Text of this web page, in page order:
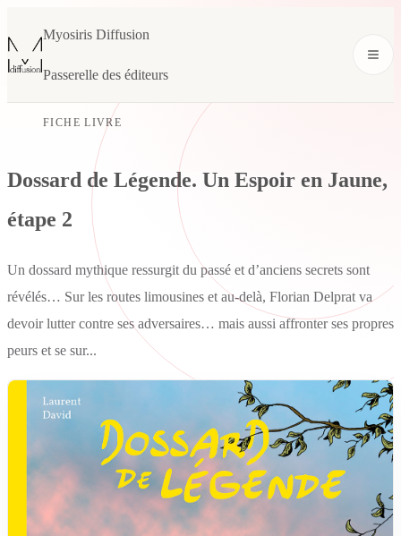
Myosiris Diffusion
Passerelle des éditeurs
FICHE LIVRE
Dossard de Légende. Un Espoir en Jaune,
étape 2
Un dossard mythique ressurgit du passé et d’anciens secrets sont
révélés… Sur les routes limousines et au-delà, Florian Delprat va
devoir lutter contre ses adversaires… mais aussi affronter ses propres
peurs et se sur...